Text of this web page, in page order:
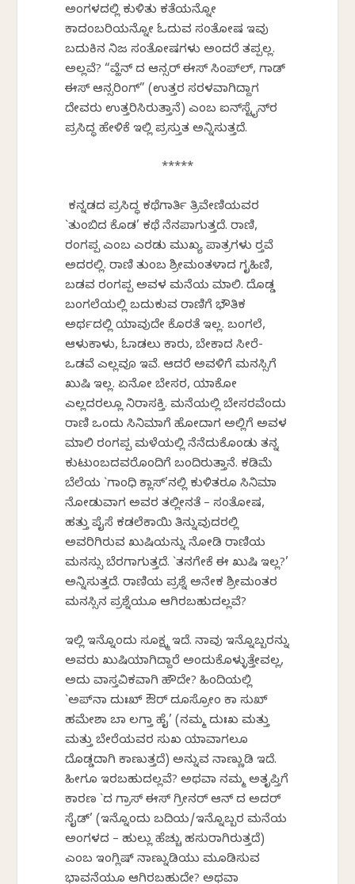
ಅಂಗಳದಲ್ಲಿ ಕುಳಿತು ಕತೆಯನ್ನೋ
ಕಾದಂಬರಿಯನ್ನೋ ಓದುವ ಸಂತೋಷ ಇವು
ಬದುಕಿನ ನಿಜ ಸಂತೋಷಗಳು ಅಂದರೆ ತಪ್ಪಲ್ಲ.
ಅಲ್ಲವೆ? “ವ್ಹೆನ್ ದ ಆನ್ಸರ್ ಈಸ್ ಸಿಂಪ್‌ಲ್, ಗಾಡ್
ಈಸ್ ಆನ್ಸರಿಂಗ್” (ಉತ್ತರ ಸರಳವಾಗಿದ್ದಾಗ
ದೇವರು ಉತ್ತರಿಸಿರುತ್ತಾನೆ) ಎಂಬ ಐನ್‌ಸ್ಟೈನ್‌ರ
ಪ್ರಸಿದ್ಧ ಹೇಳಿಕೆ ಇಲ್ಲಿ ಪ್ರಸ್ತುತ ಅನ್ನಿಸುತ್ತದೆ.
*****
ಕನ್ನಡದ ಪ್ರಸಿದ್ಧ ಕಥೆಗಾರ್ತಿ ತ್ರಿವೇಣಿಯವರ
`ತುಂಬಿದ ಕೊಡ’ ಕಥೆ ನೆನಪಾಗುತ್ತದೆ. ರಾಣಿ,
ರಂಗಪ್ಪ ಎಂಬ ಎರಡು ಮುಖ್ಯ ಪಾತ್ರಗಳು ರ‍್ತವೆ
ಅದರಲ್ಲಿ. ರಾಣಿ ತುಂಬ ಶ್ರೀಮಂತಳಾದ ಗೃಹಿಣಿ,
ಬಡವ ರಂಗಪ್ಪ ಅವಳ ಮನೆಯ ಮಾಲಿ. ದೊಡ್ಡ
ಬಂಗಲೆಯಲ್ಲಿ ಬದುಕುವ ರಾಣಿಗೆ ಭೌತಿಕ
ಅರ್ಥದಲ್ಲಿ ಯಾವುದೇ ಕೊರತೆ ಇಲ್ಲ. ಬಂಗಲೆ,
ಆಳುಕಾಳು, ಓಡಾಡಲು ಕಾರು, ಬೇಕಾದ ಸೀರೆ-
ಒಡವೆ ಎಲ್ಲವೂ ಇವೆ. ಆದರೆ ಅವಳಿಗೆ ಮನಸ್ಸಿಗೆ
ಖುಷಿ ಇಲ್ಲ. ಏನೋ ಬೇಸರ, ಯಾಕೋ
ಎಲ್ಲದರಲ್ಲೂ ನಿರಾಸಕ್ತಿ. ಮನೆಯಲ್ಲಿ ಬೇಸರವೆಂದು
ರಾಣಿ ಒಂದು ಸಿನಿಮಾಗೆ ಹೋದಾಗ ಅಲ್ಲಿಗೆ ಅವಳ
ಮಾಲಿ ರಂಗಪ್ಪ ಮಳೆಯಲ್ಲಿ ನೆನೆದುಕೊಂಡು ತನ್ನ
ಕುಟುಂಬದವರೊಂದಿಗೆ ಬಂದಿರುತ್ತಾನೆ. ಕಡಿಮೆ
ಬೆಲೆಯ `ಗಾಂಧಿ ಕ್ಲಾಸ್’ನಲ್ಲಿ ಕುಳಿತರೂ ಸಿನಿಮಾ
ನೋಡುವಾಗ ಅವರ ತಲ್ಲೀನತೆ – ಸಂತೋಷ,
ಹತ್ತು ಪೈಸೆ ಕಡಲೆಕಾಯಿ ತಿನ್ನುವುದರಲ್ಲಿ
ಅವರಿಗಿರುವ ಖುಷಿಯನ್ನು ನೋಡಿ ರಾಣಿಯ
ಮನಸ್ಸು ಬೆರಗಾಗುತ್ತದೆ. `ತನಗೇಕೆ ಈ ಖುಷಿ ಇಲ್ಲ?’
ಅನ್ನಿಸುತ್ತದೆ. ರಾಣಿಯ ಪ್ರಶ್ನೆ ಅನೇಕ ಶ್ರೀಮಂತರ
ಮನಸ್ಸಿನ ಪ್ರಶ್ನೆಯೂ ಆಗಿರಬಹುದಲ್ಲವೆ?
ಇಲ್ಲಿ ಇನ್ನೊಂದು ಸೂಕ್ಷ್ಮ ಇದೆ. ನಾವು ಇನ್ನೊಬ್ಬರನ್ನು
ಅವರು ಖುಷಿಯಾಗಿದ್ದಾರೆ ಅಂದುಕೊಳ್ಳುತ್ತೇವಲ್ಲ,
ಅದು ವಾಸ್ತವಿಕವಾಗಿ ಹೌದೇ? ಹಿಂದಿಯಲ್ಲಿ
`ಅಪ್‌ನಾ ದುಃಖ್ ಔರ್ ದೂಸ್ರೋಂ ಕಾ ಸುಖ್
ಹಮೇಶಾ ಬಡಾ ಲಗ್ತಾ ಹೈ’ (ನಮ್ಮ ದುಃಖ ಮತ್ತು
ಮತ್ತು ಬೇರೆಯವರ ಸುಖ ಯಾವಾಗಲೂ
ದೊಡ್ಡದಾಗಿ ಕಾಣುತ್ತದೆ) ಅನ್ನುವ ನಾಣ್ಣುಡಿ ಇದೆ.
ಹೀಗೂ ಇರಬಹುದಲ್ಲವೆ? ಅಥವಾ ನಮ್ಮ ಅತೃಪ್ತಿಗೆ
ಕಾರಣ `ದ ಗ್ರಾಸ್ ಈಸ್ ಗ್ರೀನರ್ ಆನ್ ದ ಅದರ್
ಸೈಡ್’ (ಇನ್ನೊಂದು ಬದಿಯ/ಇನ್ನೊಬ್ಬರ ಮನೆಯ
ಅಂಗಳದ – ಹುಲ್ಲು ಹೆಚ್ಚು ಹಸುರಾಗಿರುತ್ತದೆ)
ಎಂಬ ಇಂಗ್ಲಿಷ್ ನಾಣ್ನುಡಿಯು ಮೂಡಿಸುವ
ಭಾವನೆಯೂ ಆಗಿರಬಹುದೇ? ಅಥವಾ